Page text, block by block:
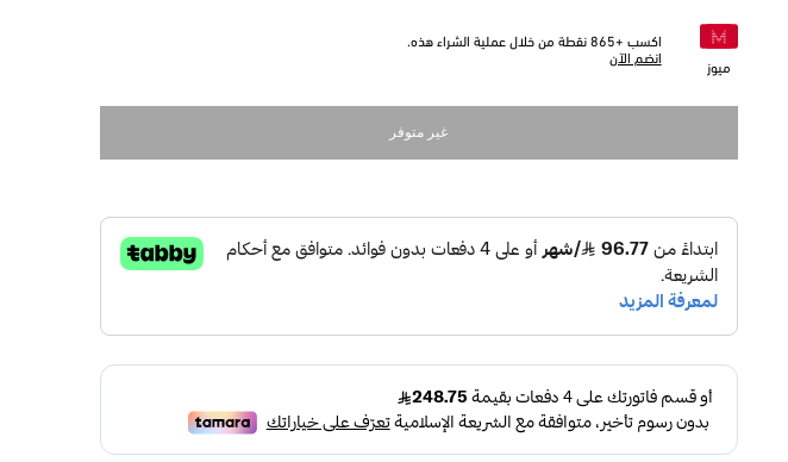
ميوز
اكسب +865 نقطة من خلال عملية الشراء هذه.
انضم الآن
غير متوفر